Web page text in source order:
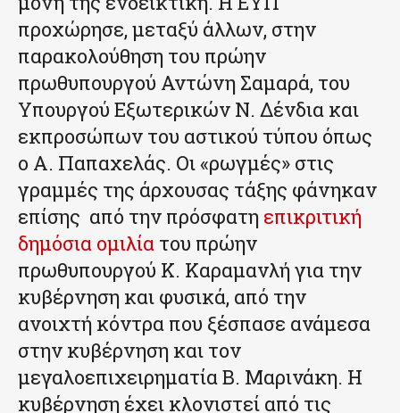
προχώρησε, μεταξύ άλλων, στην
παρακολούθηση του πρώην
πρωθυπουργού Αντώνη Σαμαρά, του
Υπουργού Εξωτερικών Ν. Δένδια και
εκπροσώπων του αστικού τύπου όπως
ο Α. Παπαχελάς. Οι «ρωγμές» στις
γραμμές της άρχουσας τάξης φάνηκαν
επίσης από την πρόσφατη επικριτική
δημόσια ομιλία του πρώην
πρωθυπουργού Κ. Καραμανλή για την
κυβέρνηση και φυσικά, από την
ανοιχτή κόντρα που ξέσπασε ανάμεσα
στην κυβέρνηση και τον
μεγαλοεπιχειρηματία Β. Μαρινάκη. Η
κυβέρνηση έχει κλονιστεί από τις